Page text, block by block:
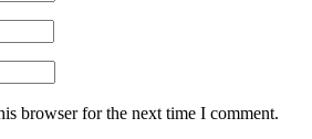
browser for the next time I comment.